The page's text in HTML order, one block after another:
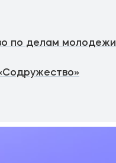
по делам молодежи